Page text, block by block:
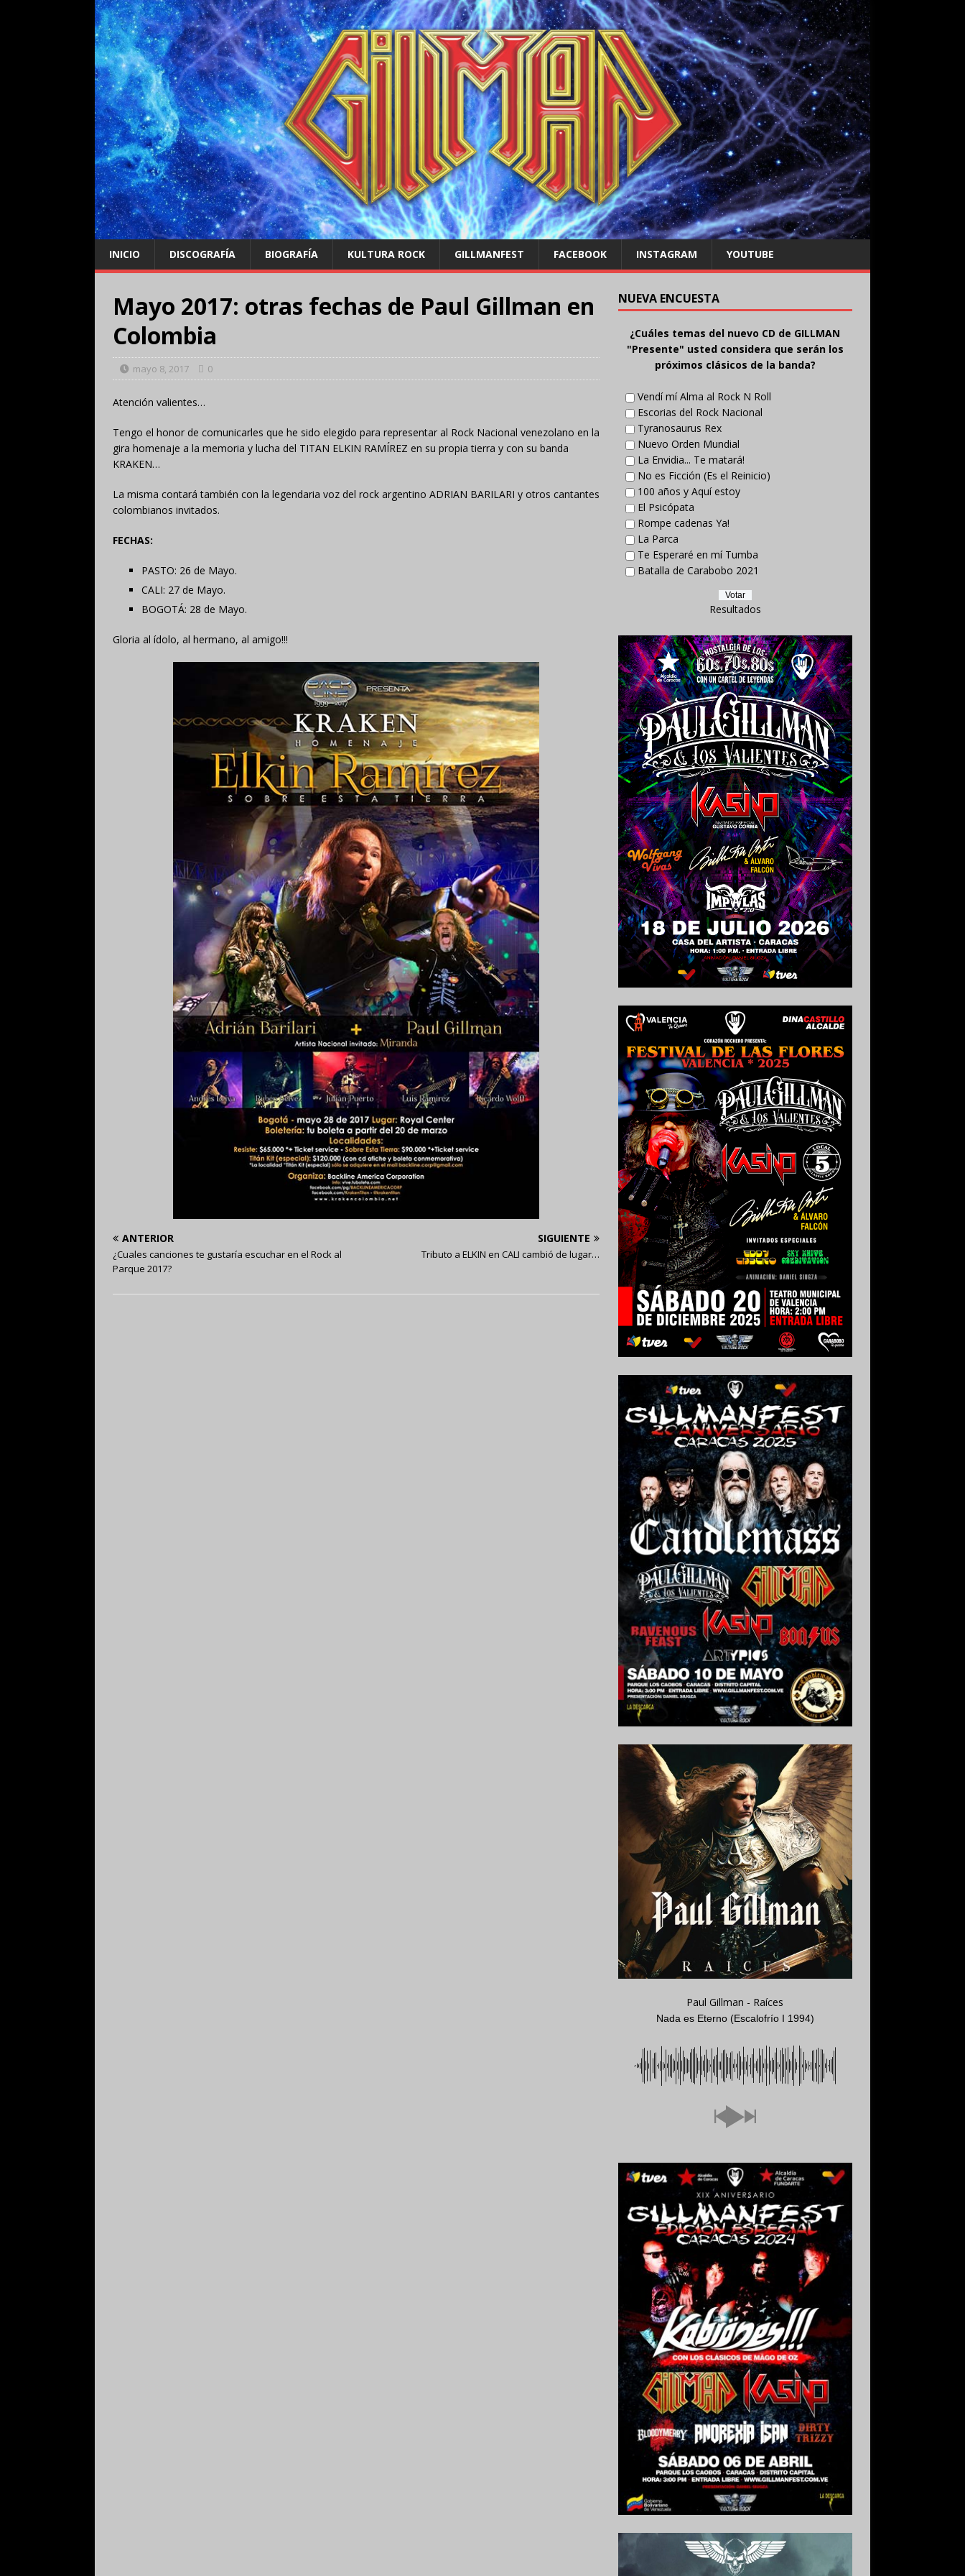
INICIO DISCOGRAFÍA BIOGRAFÍA KULTURA ROCK GILLMANFEST FACEBOOK INSTAGRAM YOUTUBE
Mayo 2017: otras fechas de Paul Gillman en
Colombia
mayo 8, 2017 0
Atención valientes…
Tengo el honor de comunicarles que he sido elegido para representar al Rock Nacional venezolano en la
gira homenaje a la memoria y lucha del TITAN ELKIN RAMÍREZ en su propia tierra y con su banda
KRAKEN…
La misma contará también con la legendaria voz del rock argentino ADRIAN BARILARI y otros cantantes
colombianos invitados.
FECHAS:
PASTO: 26 de Mayo.
CALI: 27 de Mayo.
BOGOTÁ: 28 de Mayo.
Gloria al ídolo, al hermano, al amigo!!!
ANTERIOR
¿Cuales canciones te gustaría escuchar en el Rock al
Parque 2017?
SIGUIENTE
Tributo a ELKIN en CALI cambió de lugar…
NUEVA ENCUESTA
¿Cuáles temas del nuevo CD de GILLMAN
"Presente" usted considera que serán los
próximos clásicos de la banda?
Vendí mí Alma al Rock N Roll
Escorias del Rock Nacional
Tyranosaurus Rex
Nuevo Orden Mundial
La Envidia... Te matará!
No es Ficción (Es el Reinicio)
100 años y Aquí estoy
El Psicópata
Rompe cadenas Ya!
La Parca
Te Esperaré en mí Tumba
Batalla de Carabobo 2021
Resultados
Paul Gillman - Raíces
Nada es Eterno (Escalofrío I 1994)